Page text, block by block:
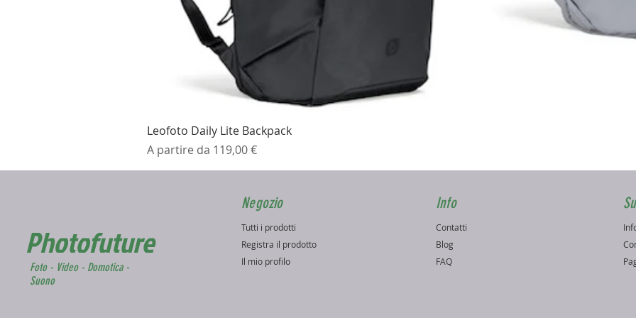
Leofoto Daily Lite Backpack
A partire da 119,00 €
Prezzo scontato
Photofuture
Foto - Video - Domotica -
Suono
Negozio
Tutti i prodotti
Registra il prodotto
Il mio profilo
Info
Contatti
Blog
FAQ